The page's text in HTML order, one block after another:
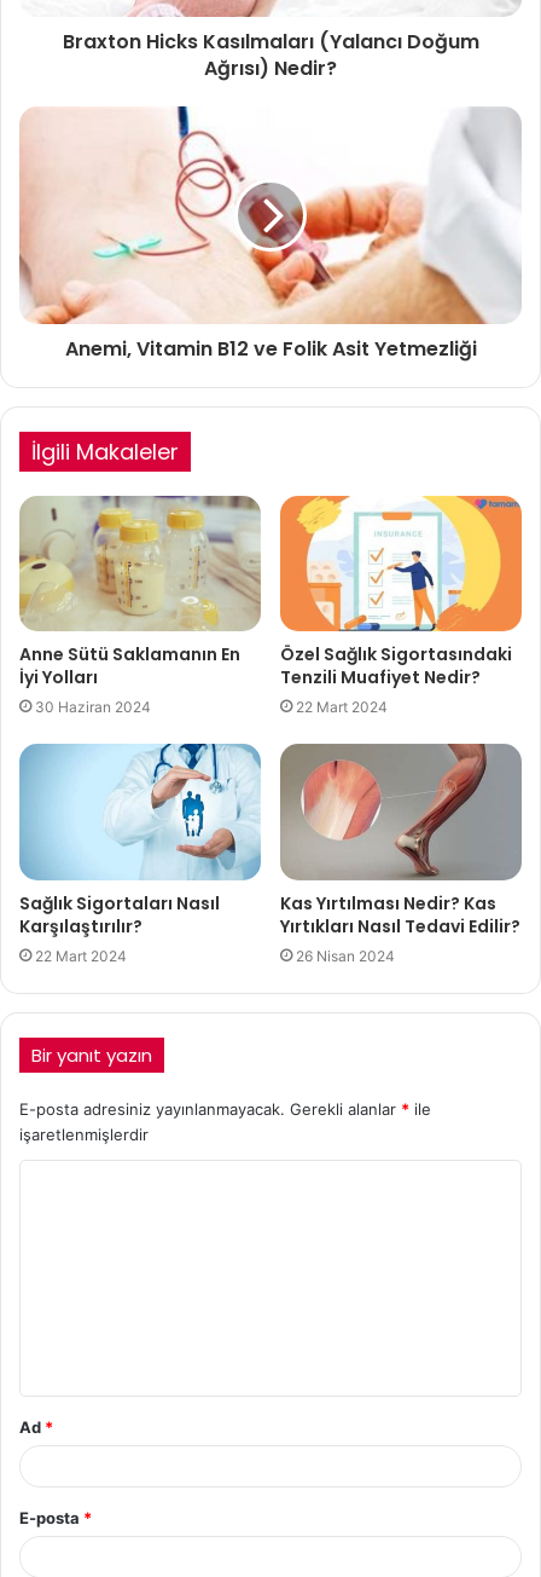
Braxton Hicks Kasılmaları (Yalancı Doğum
Ağrısı) Nedir?
Anemi, Vitamin B12 ve Folik Asit Yetmezliği
İlgili Makaleler
Anne Sütü Saklamanın En
İyi Yolları
30 Haziran 2024
Özel Sağlık Sigortasındaki
Tenzili Muafiyet Nedir?
22 Mart 2024
Sağlık Sigortaları Nasıl
Karşılaştırılır?
22 Mart 2024
Kas Yırtılması Nedir? Kas
Yırtıkları Nasıl Tedavi Edilir?
26 Nisan 2024
Bir yanıt yazın
E-posta adresiniz yayınlanmayacak. Gerekli alanlar * ile
işaretlenmişlerdir
Ad *
E-posta *